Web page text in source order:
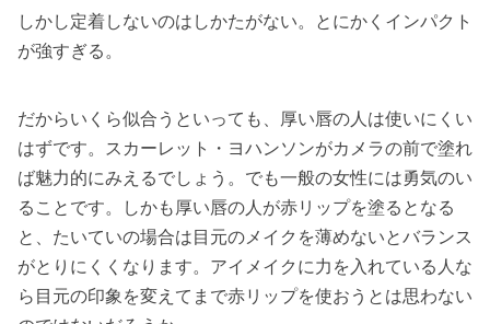
しかし定着しないのはしかたがない。とにかくインパクト
が強すぎる。
だからいくら似合うといっても、厚い唇の人は使いにくい
はずです。スカーレット・ヨハンソンがカメラの前で塗れ
ば魅力的にみえるでしょう。でも一般の女性には勇気のい
ることです。しかも厚い唇の人が赤リップを塗るとなる
と、たいていの場合は目元のメイクを薄めないとバランス
がとりにくくなります。アイメイクに力を入れている人な
ら目元の印象を変えてまで赤リップを使おうとは思わない